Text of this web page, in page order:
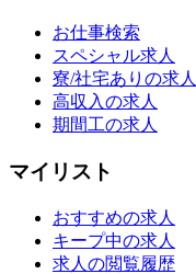
お仕事検索
スペシャル求人
寮/社宅ありの求人
高収入の求人
期間工の求人
マイリスト
おすすめの求人
キープ中の求人
求人の閲覧履歴